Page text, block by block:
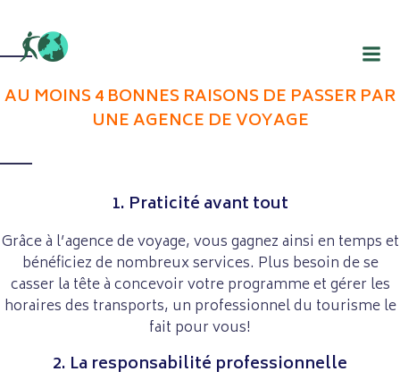
AU MOINS 4 BONNES RAISONS DE PASSER PAR
UNE AGENCE DE VOYAGE
1. Praticité avant tout
Grâce à l’agence de voyage, vous gagnez ainsi en temps et
bénéficiez de nombreux services. Plus besoin de se
casser la tête à concevoir votre programme et gérer les
horaires des transports, un professionnel du tourisme le
fait pour vous!
2. La responsabilité professionnelle